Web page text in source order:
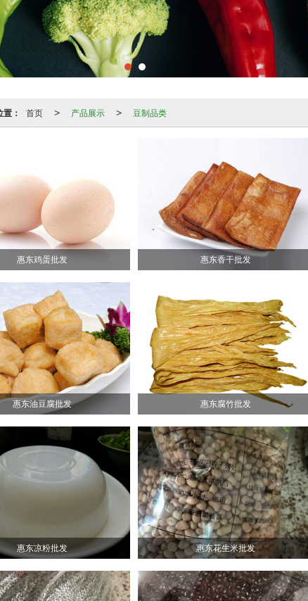
： 首页 > 产品展示 > 豆制品类
惠东鸡蛋批发 惠东香干批发
惠东油豆腐批发 惠东腐竹批发
惠东凉粉批发 惠东花生米批发